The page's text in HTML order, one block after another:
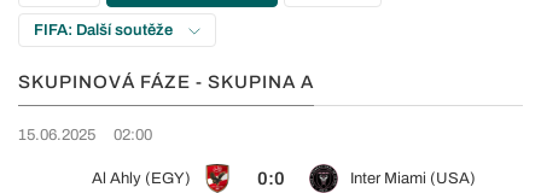
FIFA: Další soutěže
SKUPINOVÁ FÁZE - SKUPINA A
15.06.2025 02:00
Al Ahly (EGY) 0:0 Inter Miami (USA)